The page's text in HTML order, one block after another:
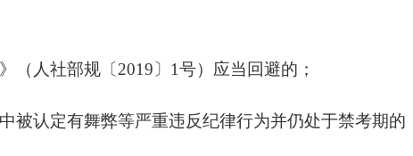
（人社部规〔2019〕1号）应当回避的；
被认定有舞弊等严重违反纪律行为并仍处于禁考期的